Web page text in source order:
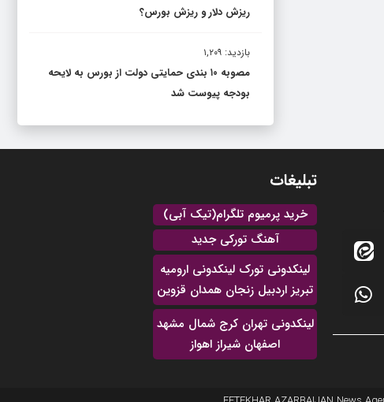
ریزش دلار و ریزش بورس؟
بازدید: ۱,۲۰۹
مصوبه ۱۰ بندی حمایتی دولت از بورس به لایحه
بودجه پیوست شد
تبلیغات
خرید پرمیوم تلگرام(تیک آبی)
آهنگ تورکی جدید
لینکدونی تورک لینکدونی ارومیه
تبریز اردبیل زنجان همدان قزوین
لینکدونی تهران کرج شمال مشهد
اصفهان شیراز اهواز